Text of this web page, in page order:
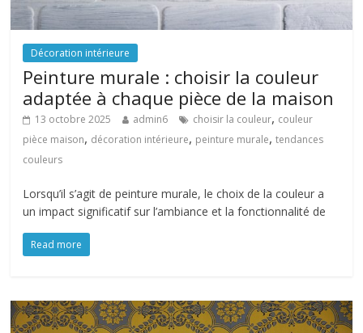
Décoration intérieure
Peinture murale : choisir la couleur
adaptée à chaque pièce de la maison
13 octobre 2025 admin6 choisir la couleur, couleur
pièce maison, décoration intérieure, peinture murale,tendances
couleurs
Lorsqu’il s’agit de peinture murale, le choix de la couleur a
un impact significatif sur l’ambiance et la fonctionnalité de
Read more